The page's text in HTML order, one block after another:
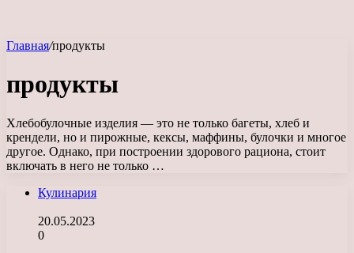
Главная/продукты
продукты
Хлебобулочные изделия — это не только багеты, хлеб и
крендели, но и пирожные, кексы, маффины, булочки и многое
другое. Однако, при построении здорового рациона, стоит
включать в него не только …
Кулинария
20.05.2023
0